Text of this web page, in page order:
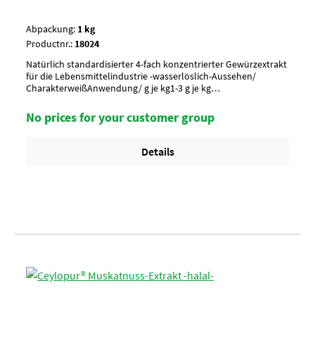
Abpackung: 1 kg
Productnr.: 18024
Natürlich standardisierter 4-fach konzentrierter Gewürzextrakt
für die Lebensmittelindustrie -wasserlöslich-Aussehen/
CharakterweißAnwendung/ g je kg1-3 g je kg
PaletteArtikel-StatusHalal zertifiziert
No prices for your customer group
Details